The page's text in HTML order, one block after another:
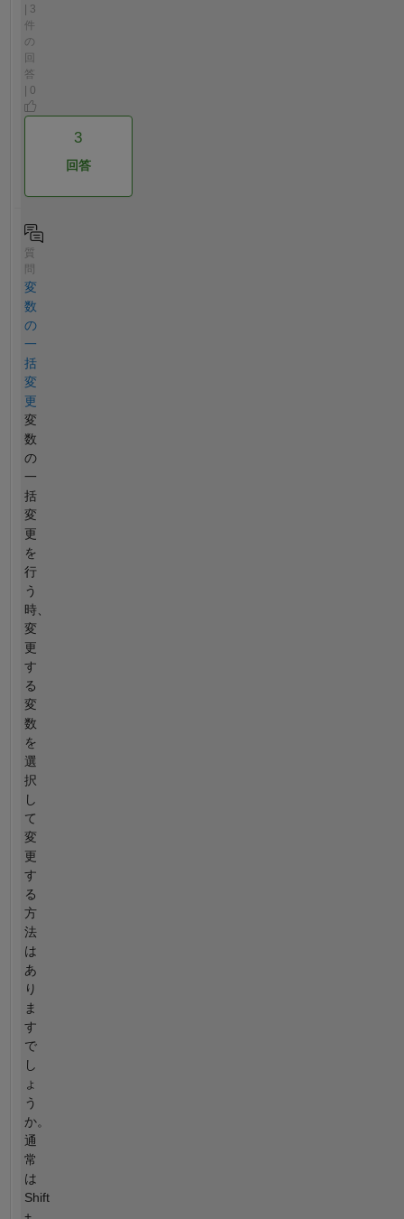
| 3
件
の
回
答
| 0
3
回答
質
変
数
の
一
括
変
更
変
数
の
一
括
変
更
を
行
う
時、
変
更
す
る
変
数
を
選
択
し
て
変
更
す
る
方
法
は
あ
り
ま
す
で
し
ょ
う
か。
通
常
は
Shift
+